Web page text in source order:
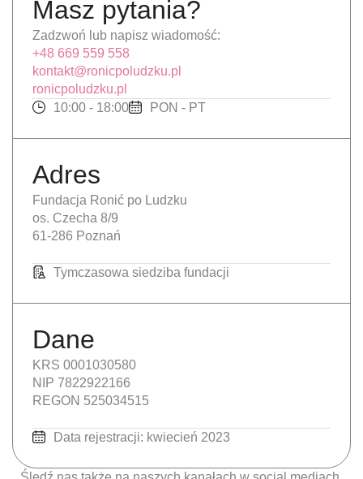
Masz pytania?
Zadzwoń lub napisz wiadomość:
+48 669 559 558
kontakt@ronicpoludzku.pl
ronicpoludzku.pl
10:00 - 18:00
PON - PT
Adres
Fundacja Ronić po Ludzku
os. Czecha 8/9
61-286 Poznań
Tymczasowa siedziba fundacji
Dane
KRS 0001030580
NIP 7822922166
REGON 525034515
Data rejestracji: kwiecień 2023